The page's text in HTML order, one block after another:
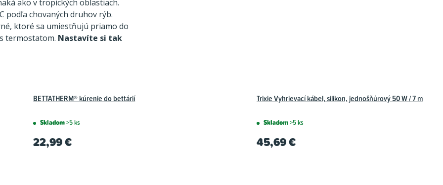
ako v tropických oblastiach.
podľa chovaných druhov rýb.
ktoré sa umiestňujú priamo do
termostatom. Nastavíte si tak
BETTATHERM® kúrenie do bettárií
Skladom>5 ks
22,99 €
Trixie Vyhrievací kábel, silikon, jednošňúrový 50 W / 7 m
Skladom>5 ks
45,69 €